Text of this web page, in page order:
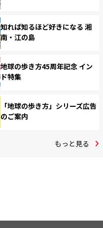
知れば知るほど好きになる 湘
南・江の島
地球の歩き方45周年記念 イン
ド特集
「地球の歩き方」シリーズ広告
のご案内
もっと見る